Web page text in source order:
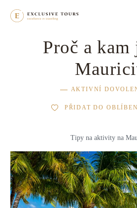
Proč a kam
AKTIVNÍ
PŘIDAT DO
Tipy na aktivity na
Afrika
Karibik
Severní Amerika
Cesty s itinerářem Nové
Aktivní dovolená
Relaxace a wellness
Dobrodružství
Dovolená na horách
Dovolená na jachtě
Maledivy
Mauricius
Bhútán